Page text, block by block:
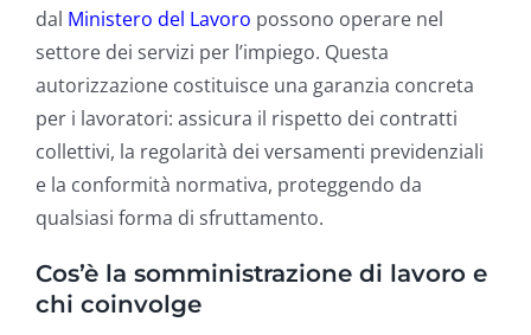
dal Ministero del Lavoro possono operare nel
settore dei servizi per l’impiego. Questa
autorizzazione costituisce una garanzia concreta
per i lavoratori: assicura il rispetto dei contratti
collettivi, la regolarità dei versamenti previdenziali
e la conformità normativa, proteggendo da
qualsiasi forma di sfruttamento.
Cos’è la somministrazione di lavoro e
chi coinvolge